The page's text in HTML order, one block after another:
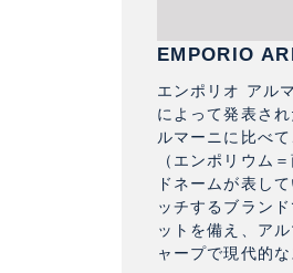
EMPORIO
エンポリオ アル
によって発表さ
ルマーニに比べ
（エンポリウム
ドネームが表し
ッチするブラン
ットを備え、ア
ャープで現代的